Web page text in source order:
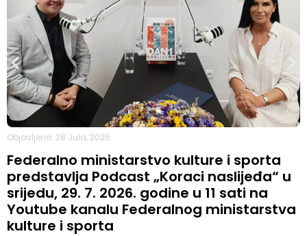
Objavljeno: 28 Jula, 2026
Federalno ministarstvo kulture i sporta
predstavlja Podcast „Koraci naslijeđa“ u
srijedu, 29. 7. 2026. godine u 11 sati na
Youtube kanalu Federalnog ministarstva
kulture i sporta